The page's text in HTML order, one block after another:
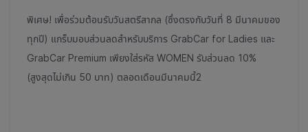
พิเศษ! เพื่อร่วมต้อนรับวันสตรีสากล (ซึ่งตรงกับวันที่ 8 มีนาคมของ
ทุกปี) แกร็บมอบส่วนลดสำหรับบริการ GrabCar for Ladies และ
GrabCar Premium เพียงใส่รหัส WOMEN รับส่วนลด 10%
(สูงสุดไม่เกิน 50 บาท) ตลอดเดือนมีนาคมนี้2